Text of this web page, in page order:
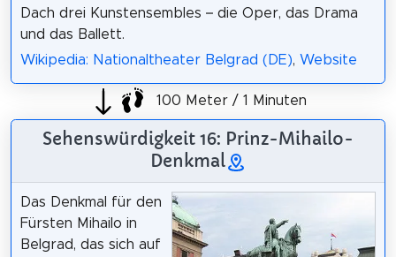
Dach drei Kunstensembles – die Oper, das Drama
und das Ballett.
Wikipedia: Nationaltheater Belgrad (DE), Website
100 Meter / 1 Minuten
Sehenswürdigkeit 16: Prinz-Mihailo-
Denkmal
Das Denkmal für den
Fürsten Mihailo in
Belgrad, das sich auf